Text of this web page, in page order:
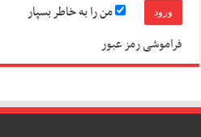
من را به خاطر بسپار
فراموشی رمز عبور